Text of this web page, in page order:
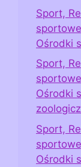
Sport,
Ośrodki
Sport,
Ośrodki
Sport,
Ośrodki